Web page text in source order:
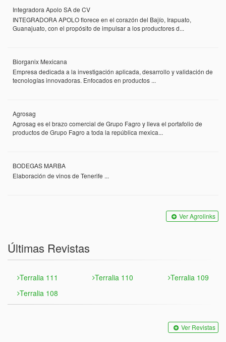
Integradora Apolo SA de CV
INTEGRADORA APOLO florece en el corazón del Bajío, Irapuato,
Guanajuato, con el propósito de impulsar a los productores d...
Biorganix Mexicana
Empresa dedicada a la investigación aplicada, desarrollo y validación de
tecnologías innovadoras. Enfocados en productos ...
Agrosag
Agrosag es el brazo comercial de Grupo Fagro y lleva el portafolio de
productos de Grupo Fagro a toda la república mexica...
BODEGAS MARBA
Elaboración de vinos de Tenerife ...
Ver Agrolinks
Últimas Revistas
Terralia 111 Terralia 110
Terralia 109
Terralia 108
Ver Revistas